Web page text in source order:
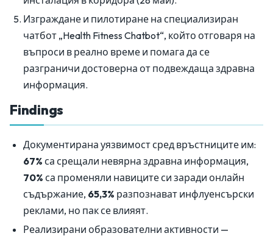
Изграждане и пилотиране на специализиран
чатбот „Health Fitness Chatbot“, който отговаря на
въпроси в реално време и помага да се
разграничи достоверна от подвеждаща здравна
информация.
Findings
Документирана уязвимост сред връстниците им:
67% са срещали невярна здравна информация,
70% са променяли навиците си заради онлайн
съдържание, 65,3% разпознават инфлуенсърски
реклами, но пак се влияят.
Реализирани образователни активности —